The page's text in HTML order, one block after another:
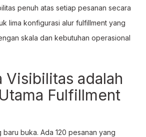
penuh atas setiap pesanan secara
lima konfigurasi alur fulfillment yang
skala dan kebutuhan operasional
Visibilitas adalah
Fulfillment
buka. Ada 120 pesanan yang